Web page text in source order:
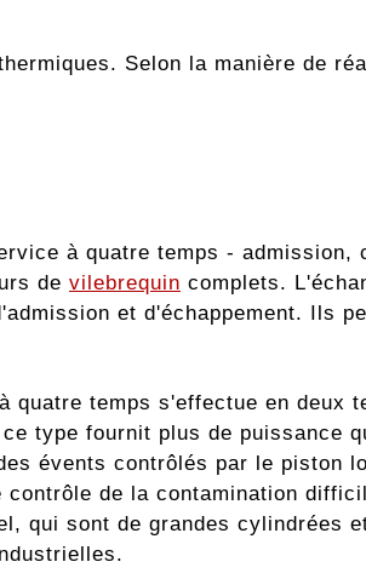
Selon la manière de
à quatre temps - admission,
de vilebrequin complets.
et d'échappement. Ils
temps s'effectue en deux
type fournit plus de puissance
évents contrôlés par le piston
de la contamination
qui sont de grandes cylindrées